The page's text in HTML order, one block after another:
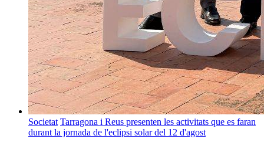
Societat Tarragona i Reus presenten les activitats que es faran
durant la jornada de l'eclipsi solar del 12 d'agost